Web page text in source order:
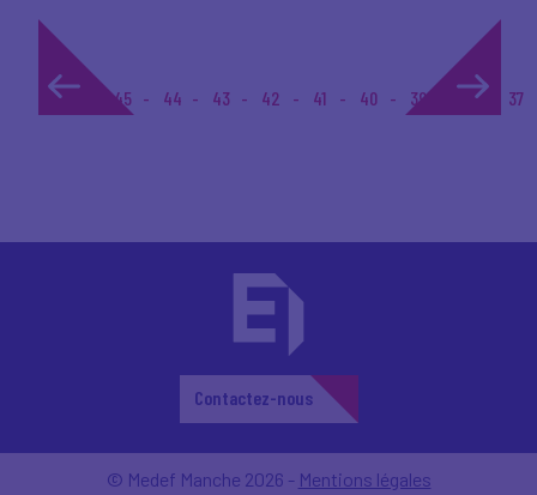
1... 45 44 43 42 41 40 39 38 37
Contactez-nous
© Medef Manche 2026 - Mentions légales